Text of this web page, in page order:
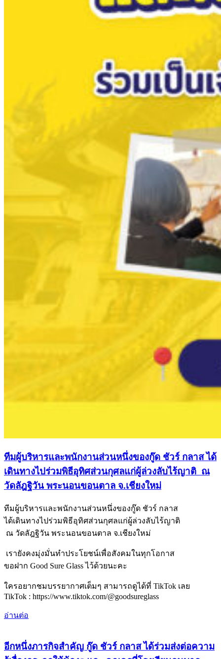
ทีมผู้บริหารและพนักงานส่วนหนึ่งของกู๊ด ชัวร์ กลาส ได้
เดินทางไปร่วมพิธีอุทิศส่วนกุศลแก่ผู้ล่วงลับไร้ญาติ ณ
วัดลัฎฐิวัน พระนอนขอนตาล จ.เชียงใหม่
ทีมผู้บริหารและพนักงานส่วนหนึ่งของกู๊ด ชัวร์ กลาส
ได้เดินทางไปร่วมพิธีอุทิศส่วนกุศลแก่ผู้ล่วงลับไร้ญาติ
ณ วัดลัฎฐิวัน พระนอนขอนตาล จ.เชียงใหม่
เรายังคงมุ่งมั่นทำประโยชน์เพื่อสังคมในทุกโอกาส
ขอฝาก Good Sure Glass ไว้ด้วยนะคะ
ใครอยากชมบรรยากาศเต็มๆ สามารถดูได้ที่ TikTok เลย
TikTok : https://www.tiktok.com/@goodsureglass
อ่านต่อ
อีกหนึ่งภารกิจสำคัญ กู๊ด ชัวร์ กลาส ได้ร่วมส่งต่อความ